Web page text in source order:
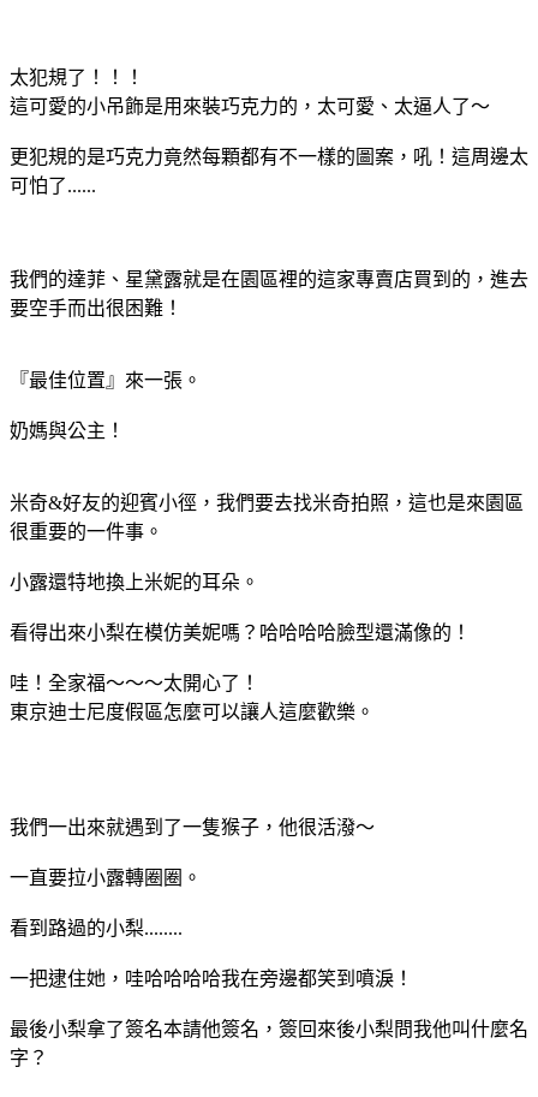
太犯規了！！！
這可愛的小吊飾是用來裝巧克力的，太可愛、太逼人了～
更犯規的是巧克力竟然每顆都有不一樣的圖案，吼！這周邊太
可怕了......
我們的達菲、星黛露就是在園區裡的這家專賣店買到的，進去
要空手而出很困難！
『最佳位置』來一張。
奶媽與公主！
米奇&好友的迎賓小徑，我們要去找米奇拍照，這也是來園區
很重要的一件事。
小露還特地換上米妮的耳朵。
看得出來小梨在模仿美妮嗎？哈哈哈哈臉型還滿像的！
哇！全家福～～～太開心了！
東京迪士尼度假區怎麼可以讓人這麼歡樂。
我們一出來就遇到了一隻猴子，他很活潑～
一直要拉小露轉圈圈。
看到路過的小梨........
一把逮住她，哇哈哈哈哈我在旁邊都笑到噴淚！
最後小梨拿了簽名本請他簽名，簽回來後小梨問我他叫什麼名
字？